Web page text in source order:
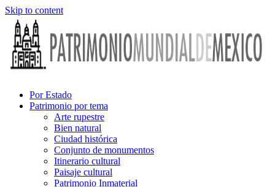
Skip to content
Por Estado
Patrimonio por tema
Arte rupestre
Bien natural
Ciudad histórica
Conjunto de monumentos
Itinerario cultural
Paisaje cultural
Patrimonio Inmaterial